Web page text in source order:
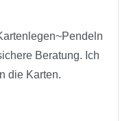
Beratung. Ich
die Karten.